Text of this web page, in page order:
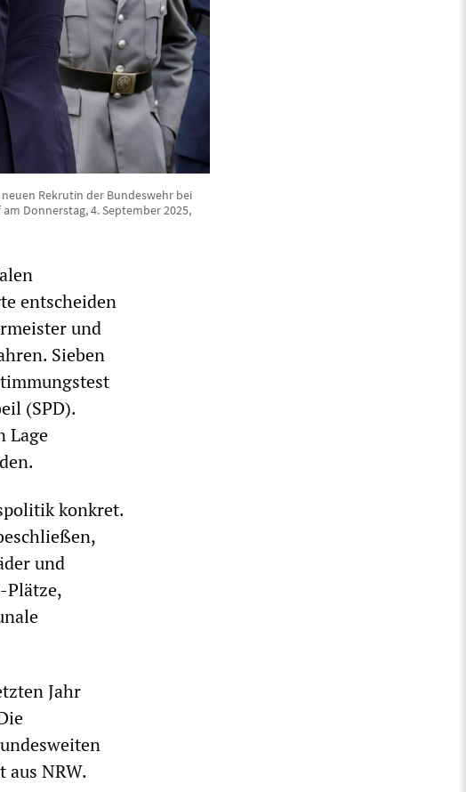
Rekrutin der Bundeswehr bei
Donnerstag, 4. September 2025,
entscheiden
und
Sieben
(SPD).
Lage
konkret.
und
Plätze,
Jahr
aus NRW.